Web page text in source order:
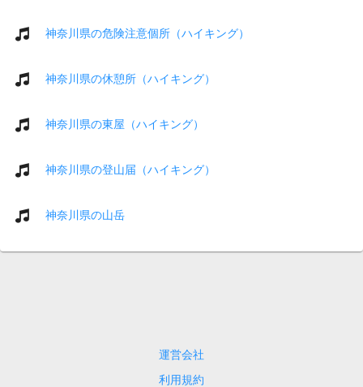
神奈川県の危険注意個所（ハイキング）
神奈川県の休憩所（ハイキング）
神奈川県の東屋（ハイキング）
神奈川県の登山届（ハイキング）
神奈川県の山岳
運営会社
利用規約